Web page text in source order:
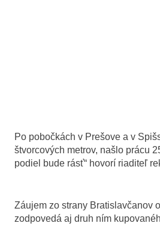
Po pobočkách v Prešove a v
štvorcových metrov, našlo prácu
podiel bude rásť“ hovorí riaditeľ
Záujem zo strany Bratislavčanov
zodpovedá aj druh ním